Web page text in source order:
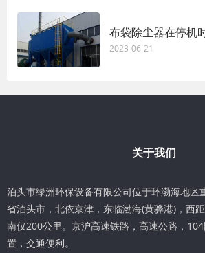
布袋除尘器在停机
2023-06-21
关于我们
泊头市绿洲环保设备有限公司位于环渤海地区
省泊头市，北依京津，东临渤海(黄骅港)，西
南仅200公里。京沪高速铁路，高速公路，
置，交通便利。